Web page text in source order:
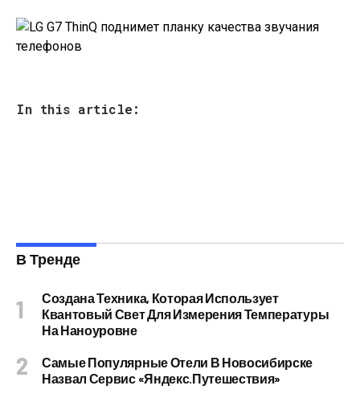
In this article:
В Тренде
Создана Техника, Которая Использует
Квантовый Свет Для Измерения Температуры
На Наноуровне
Самые Популярные Отели В Новосибирске
Назвал Сервис «Яндекс.Путешествия»